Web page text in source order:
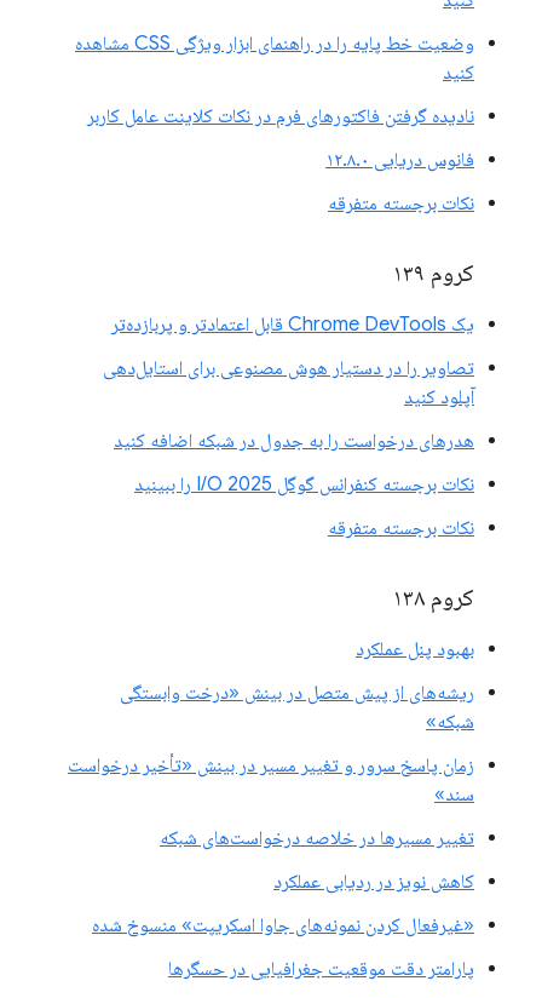
وضعیت خط پایه را در راهنمای ابزار ویژگی CSS مشاهده
کنید
نادیده گرفتن فاکتورهای فرم در نکات کلاینت عامل کاربر
فانوس دریایی ۱۲.۸.۰
نکات برجسته متفرقه
کروم ۱۳۹
یک Chrome DevTools قابل اعتمادتر و پربازده‌تر
تصاویر را در دستیار هوش مصنوعی برای استایل‌دهی
آپلود کنید
هدرهای درخواست را به جدول در شبکه اضافه کنید
نکات برجسته کنفرانس گوگل I/O 2025 را ببینید
نکات برجسته متفرقه
کروم ۱۳۸
بهبود پنل عملکرد
ریشه‌های از پیش متصل در بینش «درخت وابستگی
شبکه»
زمان پاسخ سرور و تغییر مسیر در بینش «تأخیر درخواست
سند»
تغییر مسیرها در خلاصه درخواست‌های شبکه
کاهش نویز در ردیابی عملکرد
«غیرفعال کردن نمونه‌های جاوا اسکریپت» منسوخ شده
پارامتر دقت موقعیت جغرافیایی در حسگرها